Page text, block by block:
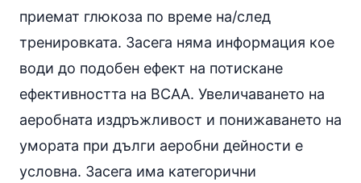
приемат глюкоза по време на/след
тренировката. Засега няма информация кое
води до подобен ефект на потискане
ефективността на BCAA. Увеличаването на
аеробната издръжливост и понижаването на
умората при дълги аеробни дейности е
условна. Засега има категорични